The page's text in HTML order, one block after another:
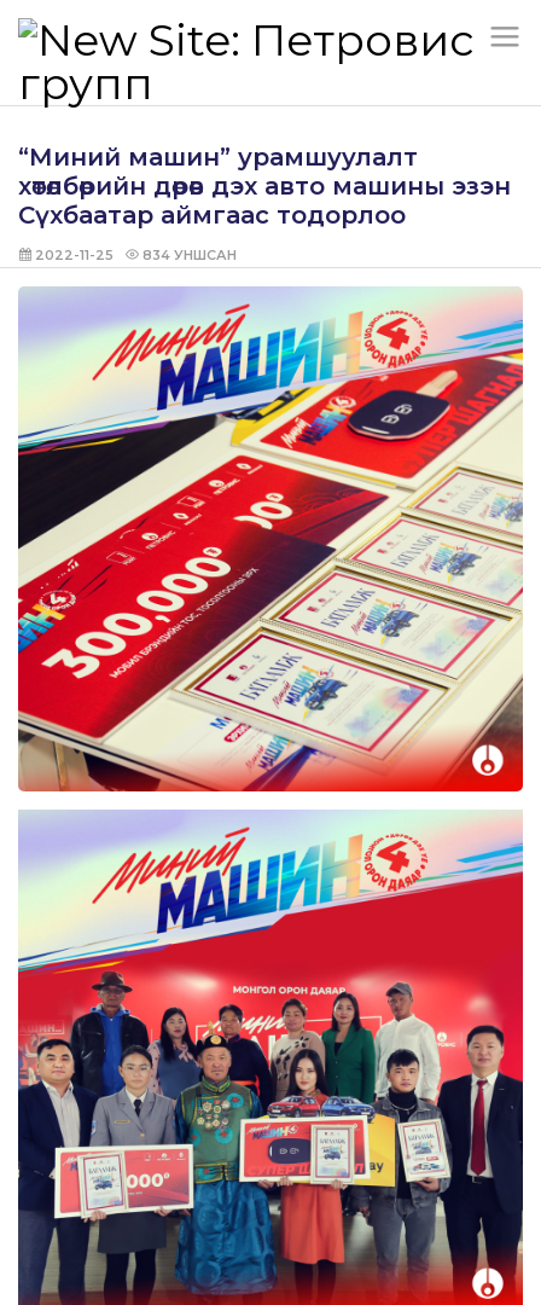
“Миний машин” урамшуулалт
хөтөлбөрийн дөрөв дэх авто машины эзэн
Сүхбаатар аймгаас тодорлоо
2022-11-25 834 УНШСАН